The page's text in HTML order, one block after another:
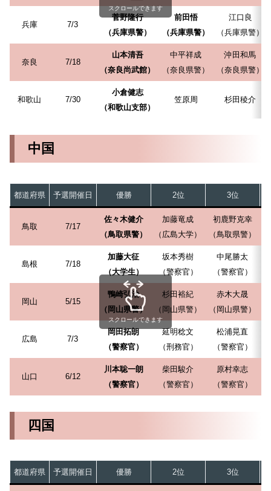
兵庫 7/3
菅野隆行
（兵庫県警）
前田悟
（兵庫県警）
江口良
（兵庫県警）
奈良 7/18
山本清吾
（奈良尚武館）
中平祥成
（奈良県警）
沖田和馬
（奈良県警）
和歌山 7/30
小倉健志
（和歌山支部）
笠原周 杉田稜介
スクロールできます
中国
都道府県 予選開催日 優勝 2位 3位
鳥取 7/17
佐々木健介
（鳥取県警）
加藤竜成
（広島大学）
初鹿野克幸
（鳥取県警）
島根 7/18
加藤大征
（大学生）
坂本秀樹
（警察官）
中尾勝太
（警察官）
岡山 5/15
鴨崎弘治
（岡山県警）
杉田裕紀
（岡山県警）
赤木大晟
（岡山県警）
広島 7/3
岡田拓朗
（警察官）
延明稔文
（刑務官）
松浦晃直
（警察官）
山口 6/12
川本聡一朗
（警察官）
柴田駿介
（警察官）
原村幸志
（警察官）
スクロールできます
四国
都道府県 予選開催日 優勝 2位 3位